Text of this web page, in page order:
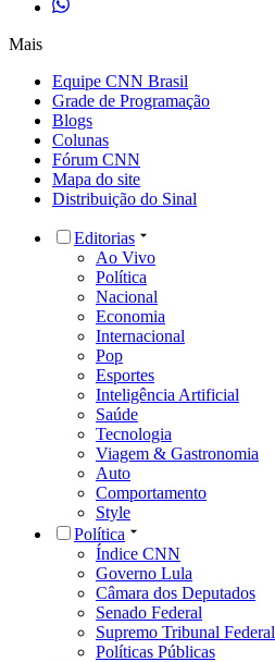
Mais
Equipe CNN Brasil
Grade de Programação
Blogs
Colunas
Fórum CNN
Mapa do site
Distribuição do Sinal
Editorias
Ao Vivo
Política
Nacional
Economia
Internacional
Pop
Esportes
Inteligência Artificial
Saúde
Tecnologia
Viagem & Gastronomia
Auto
Comportamento
Style
Política
Índice CNN
Governo Lula
Câmara dos Deputados
Senado Federal
Supremo Tribunal Federal
Políticas Públicas